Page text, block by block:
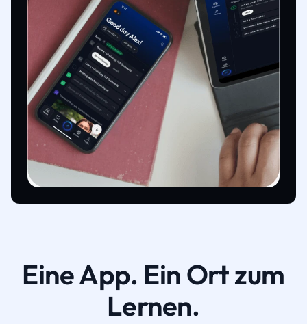
Eine App. Ein Ort zum
Lernen.